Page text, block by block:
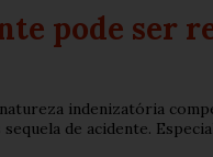
pode ser
indenizatória
de acidente.